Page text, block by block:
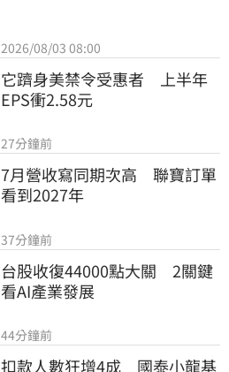
2026/08/03 08:00
它躋身美禁令受惠者　上半年
EPS衝2.58元
27分鐘前
7月營收寫同期次高　聯寶訂單
看到2027年
37分鐘前
台股收復44000點大關　2關鍵
看AI產業發展
44分鐘前
扣款人數狂增4成　國泰小龍基